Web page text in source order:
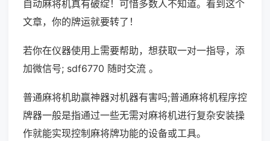
自动麻将机真有破绽！可惜多数人不知道。看到这个
文章，你的牌运就要转了！
若你在仪器使用上需要帮助，想获取一对一指导，添
加微信号; sdf6770 随时交流 。
普通麻将机助赢神器对机器有害吗;普通麻将机程序控
牌器一般是指通过一些无需对麻将机进行复杂安装操
作就能实现控制麻将牌功能的设备或工具。